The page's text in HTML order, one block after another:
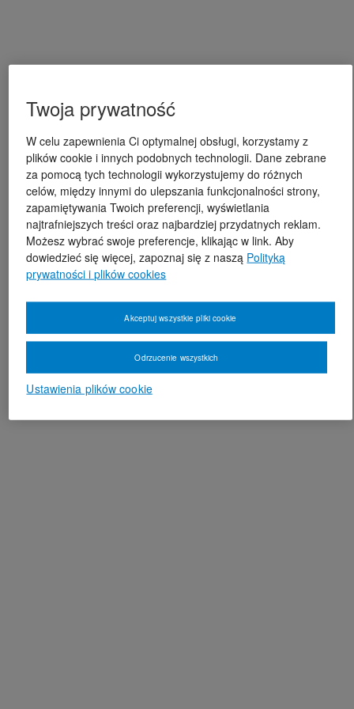
Twoja prywatność
W celu zapewnienia Ci optymalnej obsługi, korzystamy z
plików cookie i innych podobnych technologii. Dane zebrane
za pomocą tych technologii wykorzystujemy do różnych
celów, między innymi do ulepszania funkcjonalności strony,
zapamiętywania Twoich preferencji, wyświetlania
najtrafniejszych treści oraz najbardziej przydatnych reklam.
Możesz wybrać swoje preferencje, klikając w link. Aby
dowiedzieć się więcej, zapoznaj się z naszą Polityką
prywatności i plików cookies
Ustawienia plików cookie
Odrzucenie wszystkich
Akceptuj wszystkie pliki cookie